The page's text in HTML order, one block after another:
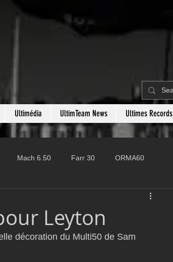
Ultimédia UltimTeam News Ultimes Records
Mach 6.50 Farr 30 ORMA60
Figaro 3 Flying Phantom L&#39;Hydroptère
Leyton
décoration du Multi50 de Sam